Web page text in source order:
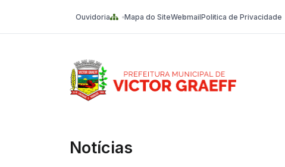
Ouvidoria Mapa do SiteWebmailPolitica de Privacidade
Notícias